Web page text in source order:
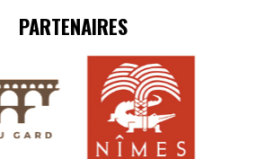
PARTENAIRES